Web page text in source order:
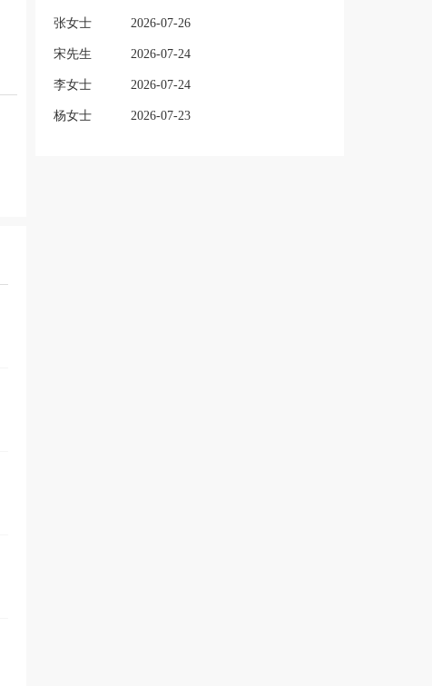
张女士 2026-07-26
宋先生 2026-07-24
李女士 2026-07-24
杨女士 2026-07-23